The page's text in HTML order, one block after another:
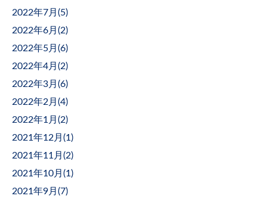
2022年7月(5)
2022年6月(2)
2022年5月(6)
2022年4月(2)
2022年3月(6)
2022年2月(4)
2022年1月(2)
2021年12月(1 )
2021年11月(2)
2021年10月(1 )
2021年9月(7)